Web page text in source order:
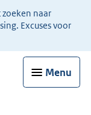
naar
Excuses voor
Menu